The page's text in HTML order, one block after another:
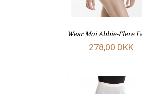
Wear Moi Abbie-Flere
278,00 DKK